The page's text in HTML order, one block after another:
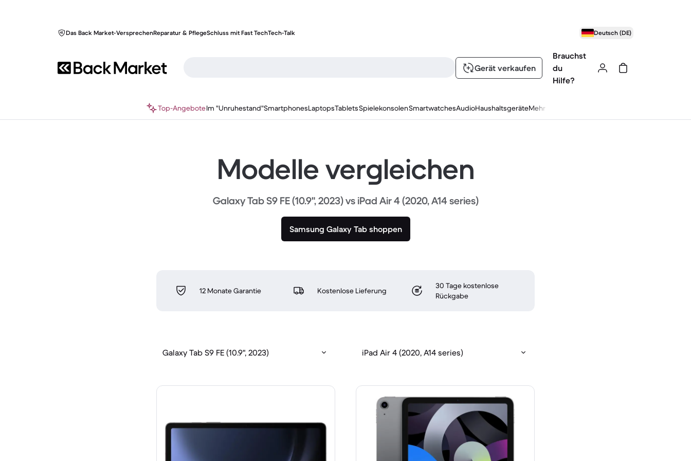
Das Back Market-VersprechenReparatur & PflegeSchluss mit Fast TechTech-Talk Deutsch (DE)
Gerät verkaufen
Brauchst
du
Hilfe?
Top-AngeboteIm "Unruhestand"SmartphonesLaptopsTabletsSpielekonsolenSmartwatchesAudioHaushaltsgeräteMehr
Modelle vergleichen
Galaxy Tab S9 FE (10.9", 2023) vs iPad Air 4 (2020, A14 series)
Samsung Galaxy Tab shoppen
12 Monate Garantie Kostenlose Lieferung
30 Tage kostenlose
Rückgabe
Galaxy Tab S9 FE (10.9", 2023) iPad Air 4 (2020, A14 series)